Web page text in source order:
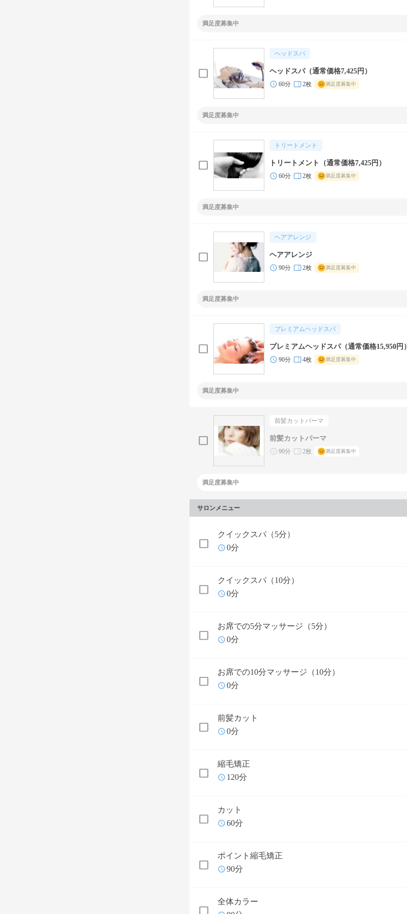
満足度募集中
ヘッドスパ
ヘッドスパ（通常価格7,425円）
60分 2枚 満足度募集中
満足度募集中
トリートメント
トリートメント（通常価格7,425円）
60分 2枚 満足度募集中
満足度募集中
ヘアアレンジ
ヘアアレンジ
90分 2枚 満足度募集中
満足度募集中
プレミアムヘッドスパ
プレミアムヘッドスパ（通常価格15,950円）
90分 4枚 満足度募集中
満足度募集中
前髪カットパーマ
前髪カットパーマ
90分 2枚 満足度募集中
満足度募集中
サロンメニュー
クイックスパ（5分）
0分
クイックスパ（10分）
0分
お席での5分マッサージ（5分）
0分
お席での10分マッサージ（10分）
0分
前髪カット
0分
縮毛矯正
120分
カット
60分
ポイント縮毛矯正
90分
全体カラー